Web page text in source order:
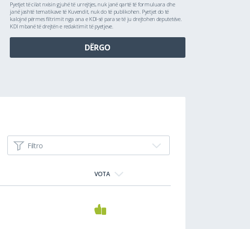
Pyetjet të cilat nxisin gjuhë të urrejtjes, nuk janë qartë të formuluara dhe
janë jashtë tematikave të Kuvendit, nuk do të publikohen. Pyetjet do të
kalojnë përmes filtrimit nga ana e KDI-së para se të ju drejtohen deputetëve.
KDI mbanë të drejtën e redaktimit të pyetjeve.
Filtro
VOTA